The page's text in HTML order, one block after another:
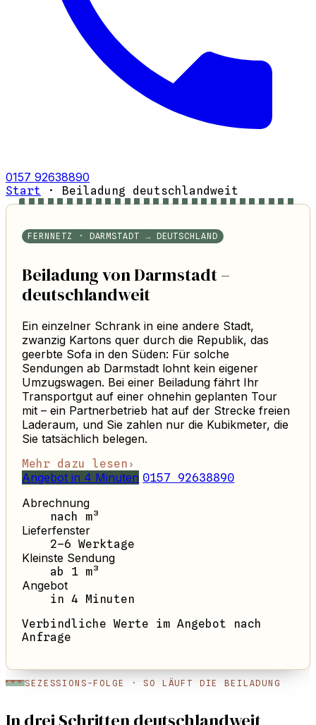
0157 92638890
Start · Beiladung deutschlandweit
FERNNETZ · DARMSTADT → DEUTSCHLAND
Beiladung von Darmstadt –
deutschlandweit
Ein einzelner Schrank in eine andere Stadt,
zwanzig Kartons quer durch die Republik, das
geerbte Sofa in den Süden: Für solche
Sendungen ab Darmstadt lohnt kein eigener
Umzugswagen. Bei einer Beiladung fährt Ihr
Transportgut auf einer ohnehin geplanten Tour
mit – ein Partnerbetrieb hat auf der Strecke freien
Laderaum, und Sie zahlen nur die Kubikmeter, die
Sie tatsächlich belegen.
Mehr dazu lesen ›
Angebot in 4 Minuten 0157 92638890
Abrechnung
nach m³
Lieferfenster
2–6 Werktage
Kleinste Sendung
ab 1 m³
Angebot
in 4 Minuten
Verbindliche Werte im Angebot nach
Anfrage
SEZESSIONS-FOLGE · SO LÄUFT DIE BEILADUNG